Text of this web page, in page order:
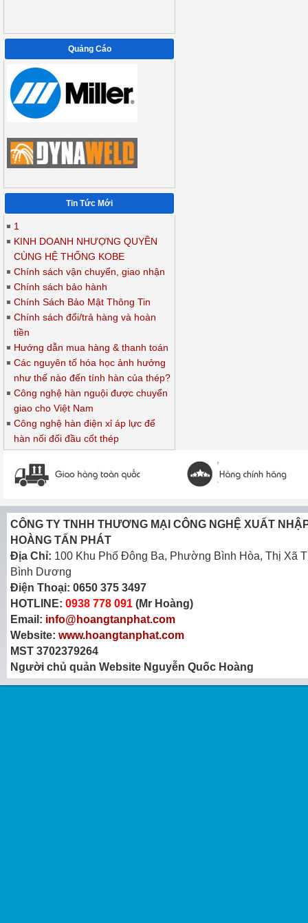
Quảng Cáo
Tin Tức Mới
1
KINH DOANH NHƯỢNG QUYỀN
CÙNG HỆ THỐNG KOBE
Chính sách vận chuyển, giao nhận
Chính sách bảo hành
Chính Sách Bảo Mật Thông Tin
Chính sách đổi/trả hàng và hoàn
tiền
Hướng dẫn mua hàng & thanh toán
Các nguyên tố hóa học ảnh hưởng
như thế nào đến tính hàn của thép?
Công nghệ hàn nguội được chuyển
giao cho Việt Nam
Công nghệ hàn điện xỉ áp lực để
hàn nối đối đầu cốt thép
CÔNG TY TNHH THƯƠNG MẠI CÔNG NGHỆ XUẤT
HOÀNG TẤN PHÁT
Địa Chỉ: 100 Khu Phố Đông Ba, Phường Bình Hòa, Thị Xã
Bình Dương
Điện Thoại: 0650 375 3497
HOTLINE: 0938 778 091 (Mr Hoàng)
Email: info@hoangtanphat.com
Website: www.hoangtanphat.com
MST 3702379264
Người chủ quản Website Nguyễn Quốc Hoàng